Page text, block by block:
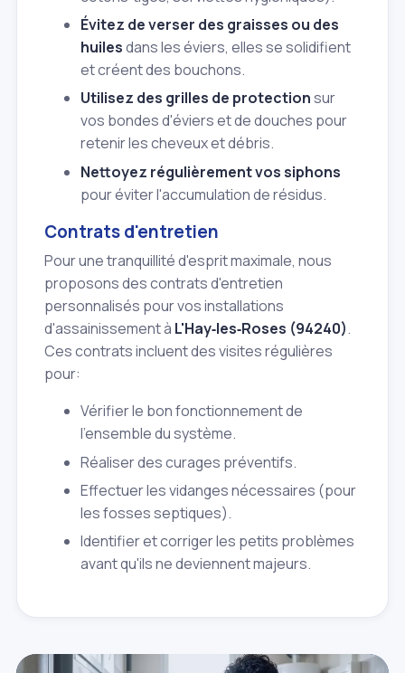
Évitez de verser des graisses ou des
huilesdans les éviers, elles se solidifient
et créent des bouchons.
Utilisez des grilles de protectionsur
vos bondes d'éviers et de douches pour
retenir les cheveux et débris.
Nettoyez régulièrement vos siphons
pour éviter l'accumulation de résidus.
Contrats d'entretien
Pour une tranquillité d'esprit maximale, nous
proposons des contrats d'entretien
personnalisés pour vos installations
d'assainissement à L'Hay‑les‑Roses (94240).
Ces contrats incluent des visites régulières
pour:
Vérifier le bon fonctionnement de
l'ensemble du système.
Réaliser des curages préventifs.
Effectuer les vidanges nécessaires (pour
les fosses septiques).
Identifier et corriger les petits problèmes
avant qu'ils ne deviennent majeurs.